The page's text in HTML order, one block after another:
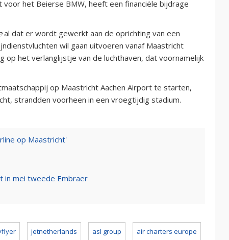
het Beierse BMW, heeft een financiële bijdrage
al dat er wordt gewerkt aan de oprichting van een
wil gaan uitvoeren vanaf Maastricht
op het verlanglijstje van de luchthaven, dat voornamelijk
op Maastricht Aachen Airport te starten,
strandden voorheen in een vroegtijdig stadium.
op Maastricht'
in mei tweede Embraer
jetnetherlands asl group air charters europe